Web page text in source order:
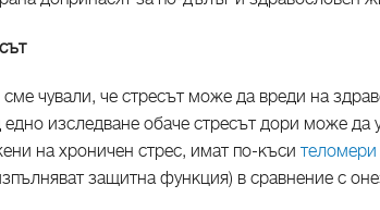
чували, че стресът може да вреди на
изследване обаче стресът дори може да
на хроничен стрес, имат по-къси теломери
защитна функция) в сравнение с